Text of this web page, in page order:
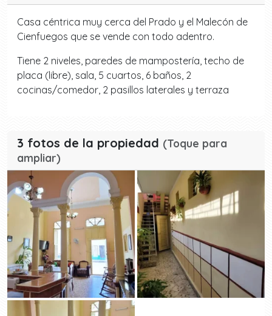
Casa céntrica muy cerca del Prado y el Malecón de
Cienfuegos que se vende con todo adentro.
Tiene 2 niveles, paredes de mampostería, techo de
placa (libre), sala, 5 cuartos, 6 baños, 2
cocinas/comedor, 2 pasillos laterales y terraza
3 fotos de la propiedad (Toque para
ampliar)